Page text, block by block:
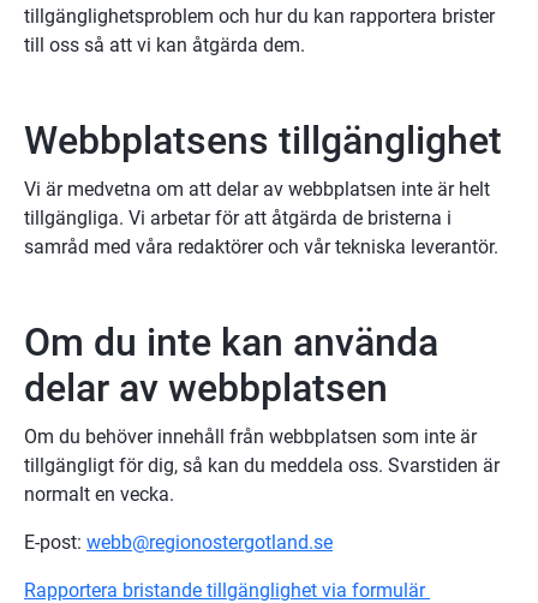
tillgänglighetsproblem och hur du kan rapportera brister
till oss så att vi kan åtgärda dem.
Webbplatsens tillgänglighet
Vi är medvetna om att delar av webbplatsen inte är helt
tillgängliga. Vi arbetar för att åtgärda de bristerna i
samråd med våra redaktörer och vår tekniska leverantör.
Om du inte kan använda
delar av webbplatsen
Om du behöver innehåll från webbplatsen som inte är
tillgängligt för dig, så kan du meddela oss. Svarstiden är
normalt en vecka.
E-post: webb@regionostergotland.se
Rapportera bristande tillgänglighet via formulär